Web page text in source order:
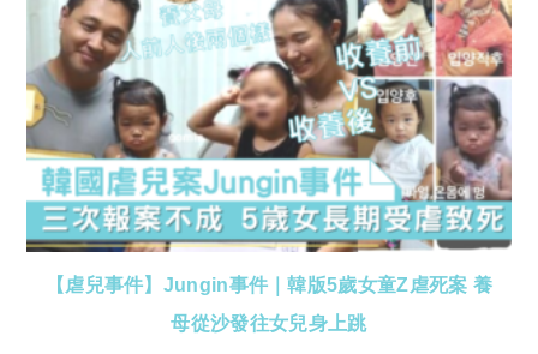
【虐兒事件】Jungin事件｜韓版5歲女童Z虐死案 養
母從沙發往女兒身上跳